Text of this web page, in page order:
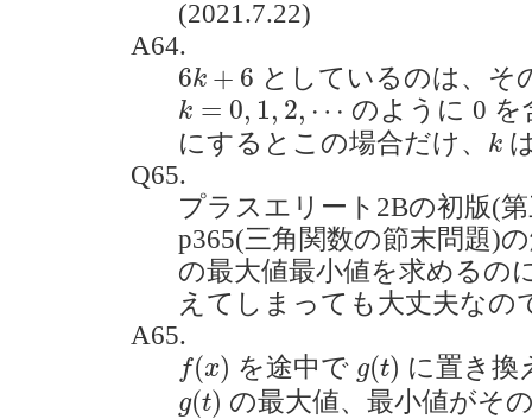
(2021.7.22)
A64.
6k + 6
6k +6 としているのは、そ
k = 0, 1, 2, ⋯
k 0,1 2,⋯
のように 0
にするとこの場合だけ、
k
k
Q65.
プラスエリート2Bの初版(
p365(三角関数の節末問題)
の最大値最小値を求めるの
えてしまっても大丈夫なの
A65.
f(x)
f(x を途中で g(t)
(t) に置き換
g(t)
g (t) の最大値、最小値がそ